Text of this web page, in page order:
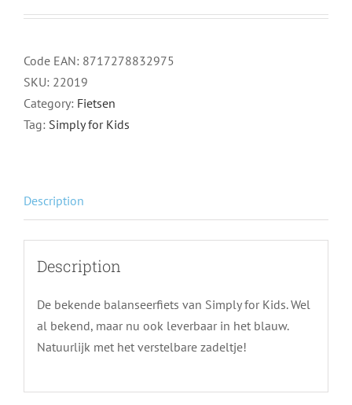
Code EAN: 8717278832975
SKU: 22019
Category: Fietsen
Tag: Simply for Kids
Description
Description
De bekende balanseerfiets van Simply for Kids. Wel
al bekend, maar nu ook leverbaar in het blauw.
Natuurlijk met het verstelbare zadeltje!